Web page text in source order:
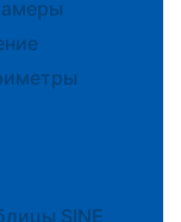
SINE